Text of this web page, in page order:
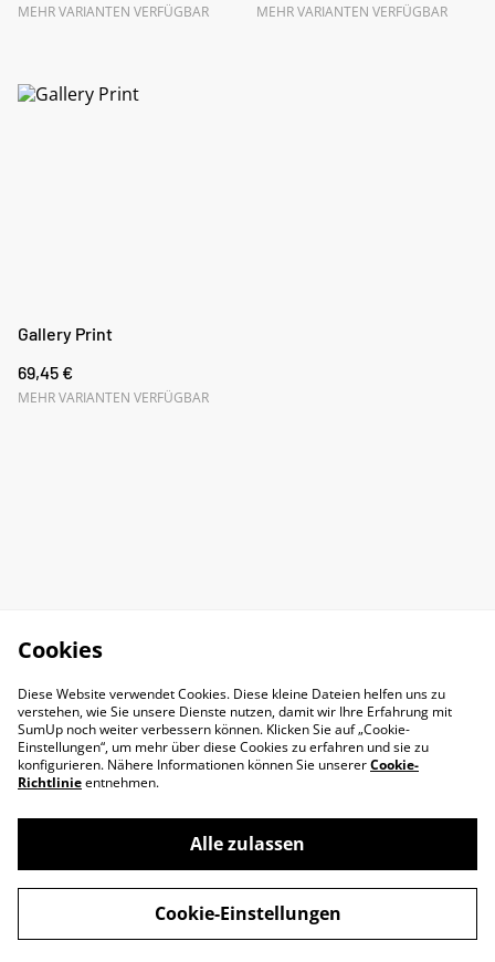
MEHR VARIANTEN VERFÜGBAR MEHR VARIANTEN VERFÜGBAR
Gallery Print
69,45 €
MEHR VARIANTEN VERFÜGBAR
Widerrufsrecht
Cookies
Diese Website verwendet Cookies. Diese kleine Dateien helfen uns zu
verstehen, wie Sie unsere Dienste nutzen, damit wir Ihre Erfahrung mit
SumUp noch weiter verbessern können. Klicken Sie auf „Cookie-
Einstellungen“, um mehr über diese Cookies zu erfahren und sie zu
konfigurieren. Nähere Informationen können Sie unsererCookie-
Richtlinieentnehmen.
Alle zulassen
Cookie-Einstellungen